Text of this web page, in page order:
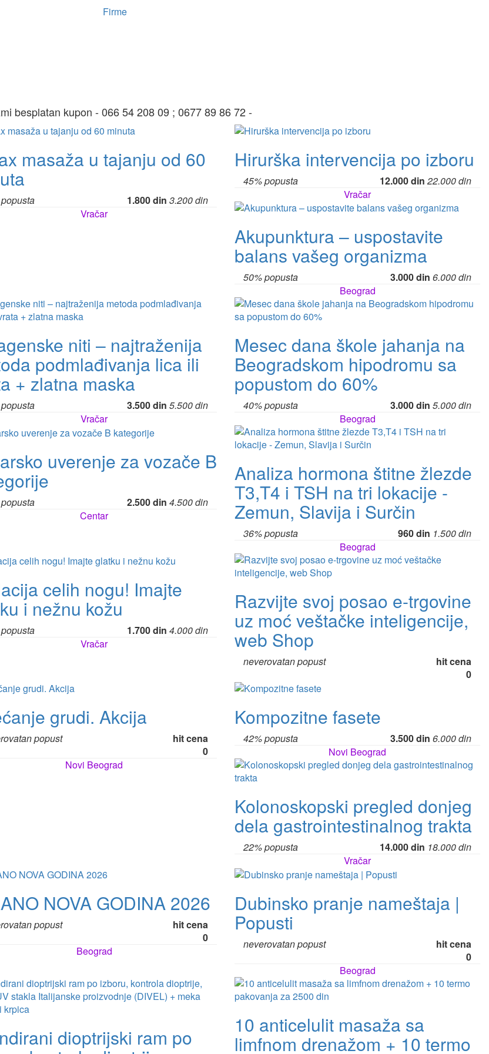
Firme
besplatan kupon - 066 54 208 09 ; 0677 89 86 72 -
masaža u tajanju od 60
1.800 din 3.200 din
Vračar
Hirurška intervencija po izboru
45% popusta 12.000 din 22.000 din
Vračar
Akupunktura – uspostavite
balans vašeg organizma
50% popusta 3.000 din 6.000 din
Beograd
niti – najtraženija
podmlađivanja lica ili
+ zlatna maska
3.500 din 5.500 din
Vračar
Mesec dana škole jahanja na
Beogradskom hipodromu sa
popustom do 60%
40% popusta 3.000 din 5.000 din
Beograd
uverenje za vozače B
2.500 din 4.500 din
Centar
Analiza hormona štitne žlezde
T3,T4 i TSH na tri lokacije -
Zemun, Slavija i Surčin
36% popusta 960 din 1.500 din
Beograd
celih nogu! Imajte
i nežnu kožu
1.700 din 4.000 din
Vračar
Razvijte svoj posao e-trgovine
uz moć veštačke inteligencije,
web Shop
neverovatan popust
hit cena
0
grudi. Akcija
popust
hit cena
0
Novi Beograd
Kompozitne fasete
42% popusta 3.500 din 6.000 din
Novi Beograd
Kolonoskopski pregled donjeg
dela gastrointestinalnog trakta
22% popusta 14.000 din 18.000 din
Vračar
NOVA GODINA 2026
popust
hit cena
0
Beograd
Dubinsko pranje nameštaja |
Popusti
neverovatan popust
hit cena
0
Beograd
dioptrijski ram po
10 anticelulit masaža sa
limfnom drenažom + 10 termo